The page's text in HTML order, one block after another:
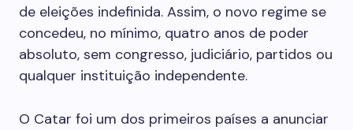
de eleições indefinida. Assim, o novo regime se
concedeu, no mínimo, quatro anos de poder
absoluto, sem congresso, judiciário, partidos ou
qualquer instituição independente.
O Catar foi um dos primeiros países a anunciar